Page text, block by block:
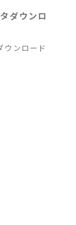
ダウンロ
ウンロード